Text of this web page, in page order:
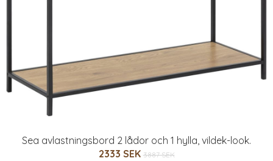
Sea avlastningsbord 2 lådor och 1 hylla, vildek-look.
2333 SEK 3887 SEK